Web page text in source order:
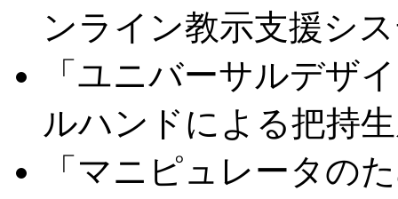
ンライン教示支援シ
「ユニバーサルデザ
ルハンドによる把持
「マニピュレータの